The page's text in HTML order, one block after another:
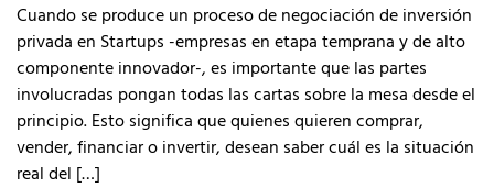
Cuando se produce un proceso de negociación de inversión
privada en Startups -empresas en etapa temprana y de alto
componente innovador-, es importante que las partes
involucradas pongan todas las cartas sobre la mesa desde el
principio. Esto significa que quienes quieren comprar,
vender, financiar o invertir, desean saber cuál es la situación
real del […]